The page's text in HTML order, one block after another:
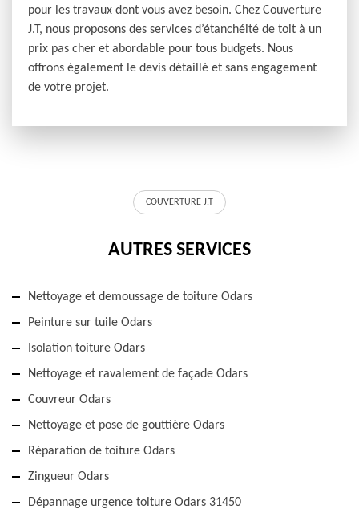
pour les travaux dont vous avez besoin. Chez Couverture
J.T, nous proposons des services d’étanchéité de toit à un
prix pas cher et abordable pour tous budgets. Nous
offrons également le devis détaillé et sans engagement
de votre projet.
COUVERTURE J.T
AUTRES SERVICES
Nettoyage et demoussage de toiture Odars
Peinture sur tuile Odars
Isolation toiture Odars
Nettoyage et ravalement de façade Odars
Couvreur Odars
Nettoyage et pose de gouttière Odars
Réparation de toiture Odars
Zingueur Odars
Dépannage urgence toiture Odars 31450